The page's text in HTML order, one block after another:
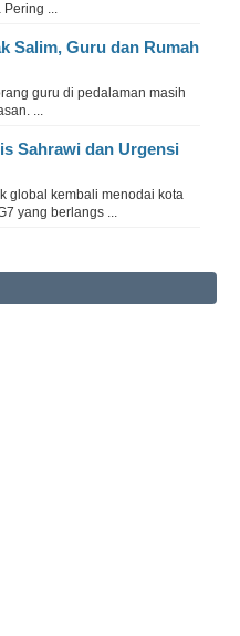
Pering ...
Salim, Guru dan Rumah
guru di pedalaman masih
...
Sahrawi dan Urgensi
global kembali menodai kota
yang berlangs ...